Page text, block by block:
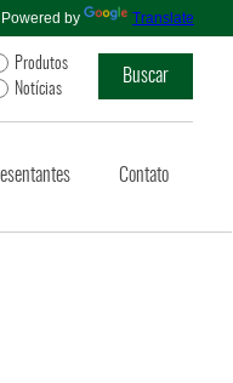
Powered by Translate
Produtos
Notícias
Contato